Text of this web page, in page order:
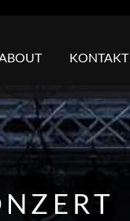
ABOUT KONTAKT